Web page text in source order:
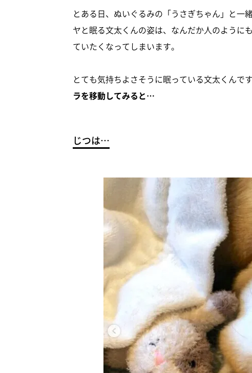
とある日、ぬいぐるみの「うさぎちゃん」と一
ヤと眠る文太くんの姿は、なんだか人のように
ていたくなってしまいます。
とても気持ちよさそうに眠っている文太くんです
ラを移動してみると…
じつは…